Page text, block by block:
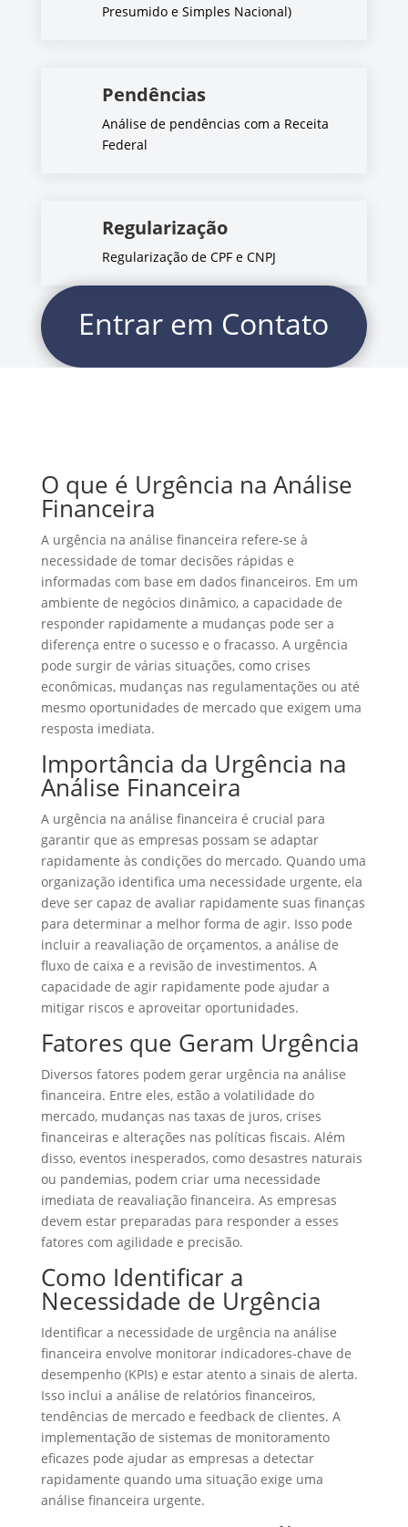
Presumido e Simples Nacional)
Pendências
Análise de pendências com a Receita
Federal
Regularização
Regularização de CPF e CNPJ
Entrar em Contato
O que é Urgência na Análise
Financeira
A urgência na análise financeira refere-se à
necessidade de tomar decisões rápidas e
informadas com base em dados financeiros. Em um
ambiente de negócios dinâmico, a capacidade de
responder rapidamente a mudanças pode ser a
diferença entre o sucesso e o fracasso. A urgência
pode surgir de várias situações, como crises
econômicas, mudanças nas regulamentações ou até
mesmo oportunidades de mercado que exigem uma
resposta imediata.
Importância da Urgência na
Análise Financeira
A urgência na análise financeira é crucial para
garantir que as empresas possam se adaptar
rapidamente às condições do mercado. Quando uma
organização identifica uma necessidade urgente, ela
deve ser capaz de avaliar rapidamente suas finanças
para determinar a melhor forma de agir. Isso pode
incluir a reavaliação de orçamentos, a análise de
fluxo de caixa e a revisão de investimentos. A
capacidade de agir rapidamente pode ajudar a
mitigar riscos e aproveitar oportunidades.
Fatores que Geram Urgência
Diversos fatores podem gerar urgência na análise
financeira. Entre eles, estão a volatilidade do
mercado, mudanças nas taxas de juros, crises
financeiras e alterações nas políticas fiscais. Além
disso, eventos inesperados, como desastres naturais
ou pandemias, podem criar uma necessidade
imediata de reavaliação financeira. As empresas
devem estar preparadas para responder a esses
fatores com agilidade e precisão.
Como Identificar a
Necessidade de Urgência
Identificar a necessidade de urgência na análise
financeira envolve monitorar indicadores-chave de
desempenho (KPIs) e estar atento a sinais de alerta.
Isso inclui a análise de relatórios financeiros,
tendências de mercado e feedback de clientes. A
implementação de sistemas de monitoramento
eficazes pode ajudar as empresas a detectar
rapidamente quando uma situação exige uma
análise financeira urgente.